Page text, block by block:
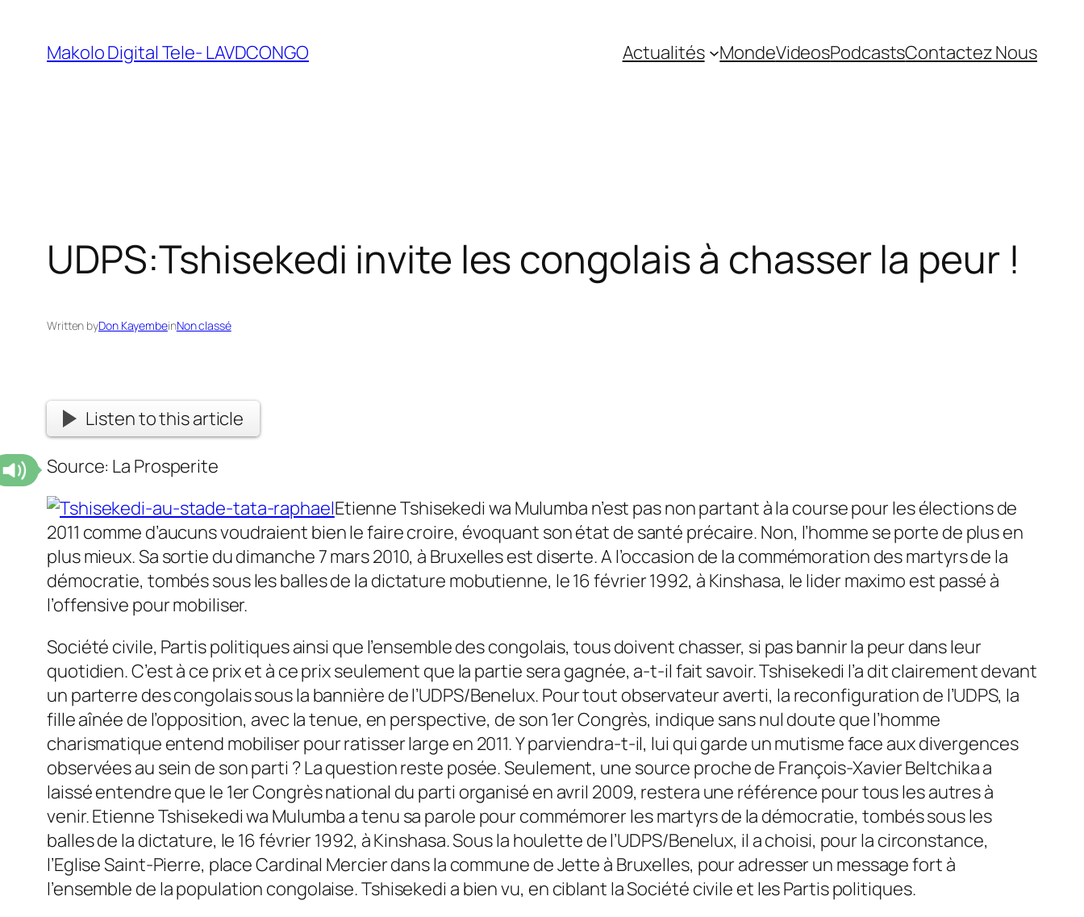
Makolo Digital Tele- LAVDCONGO Actualités MondeVideosPodcastsContactez Nous
UDPS:Tshisekedi invite les congolais à chasser la peur !
Written byDon KayembeinNon classé
Listen to this article
Source: La Prosperite
Etienne Tshisekedi wa Mulumba n’est pas non partant à la course pour les élections de
2011 comme d’aucuns voudraient bien le faire croire, évoquant son état de santé précaire. Non, l’homme se porte de plus en
plus mieux. Sa sortie du dimanche 7 mars 2010, à Bruxelles est diserte. A l’occasion de la commémoration des martyrs de la
démocratie, tombés sous les balles de la dictature mobutienne, le 16 février 1992, à Kinshasa, le lider maximo est passé à
l’offensive pour mobiliser.
Société civile, Partis politiques ainsi que l’ensemble des congolais, tous doivent chasser, si pas bannir la peur dans leur
quotidien. C’est à ce prix et à ce prix seulement que la partie sera gagnée, a-t-il fait savoir. Tshisekedi l’a dit clairement devant
un parterre des congolais sous la bannière de l’UDPS/Benelux. Pour tout observateur averti, la reconfiguration de l’UDPS, la
fille aînée de l’opposition, avec la tenue, en perspective, de son 1er Congrès, indique sans nul doute que l’homme
charismatique entend mobiliser pour ratisser large en 2011. Y parviendra-t-il, lui qui garde un mutisme face aux divergences
observées au sein de son parti ? La question reste posée. Seulement, une source proche de François-Xavier Beltchika a
laissé entendre que le 1er Congrès national du parti organisé en avril 2009, restera une référence pour tous les autres à
venir. Etienne Tshisekedi wa Mulumba a tenu sa parole pour commémorer les martyrs de la démocratie, tombés sous les
balles de la dictature, le 16 février 1992, à Kinshasa. Sous la houlette de l’UDPS/Benelux, il a choisi, pour la circonstance,
l’Eglise Saint-Pierre, place Cardinal Mercier dans la commune de Jette à Bruxelles, pour adresser un message fort à
l’ensemble de la population congolaise. Tshisekedi a bien vu, en ciblant la Société civile et les Partis politiques.